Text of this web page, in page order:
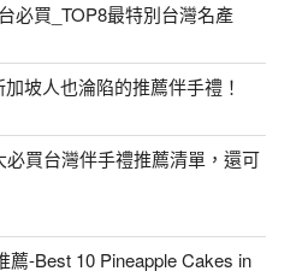
必買_TOP8最特別台灣名產
坡人也淪陷的推薦伴手禮！
必買台灣伴手禮推薦清單，還可
薦-Best 10 Pineapple Cakes in